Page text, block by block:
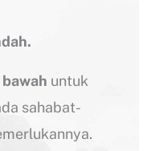
untuk
sahabat-